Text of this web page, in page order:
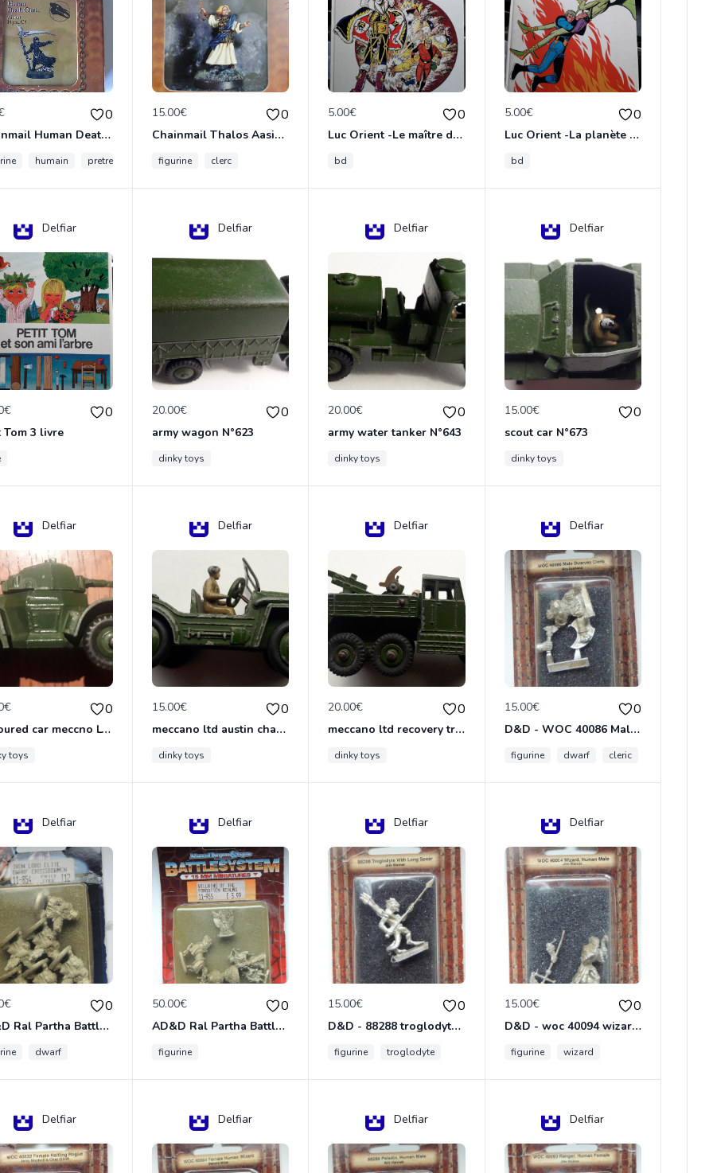
0
Chainmail Human Death Cleric
humain pretre
15.00€ 0
Chainmail Thalos Aasimar Cleric
figurine clerc
5.00€ 0
Luc Orient -Le maître de terango
bd
5.00€ 0
Luc Orient -La planète de l'angoisse
bd
Delfiar
0
Tom 3 livre
Delfiar
20.00€ 0
army wagon N°623
dinky toys
Delfiar
20.00€ 0
army water tanker N°643
dinky toys
Delfiar
15.00€ 0
scout car N°673
dinky toys
Delfiar
0
armoured car meccno LTD N°670
toys
Delfiar
15.00€ 0
meccano ltd austin champ N°674
dinky toys
Delfiar
20.00€ 0
meccano ltd recovery tractor N°661
dinky toys
Delfiar
15.00€ 0
D&D - WOC 40086 Male Dwarven Cleric Miniature - Donjons Dragons
figurine dwarf cleric
Delfiar
0
AD&D Ral Partha Battlesystem Miniatures Pack Iron Lord Dwarf Crossbowmen 11-854
dwarf
Delfiar
50.00€ 0
AD&D Ral Partha Battlesystem Villains/Forgotten Realms 11-955 Miniatures
figurine
Delfiar
15.00€ 0
D&D - 88288 troglodyte with long Miniature - Donjons Dragons
figurine troglodyte
Delfiar
15.00€ 0
D&D - woc 40094 wizard human male Miniature - Donjons Dragons
figurine wizard
Delfiar Delfiar Delfiar Delfiar